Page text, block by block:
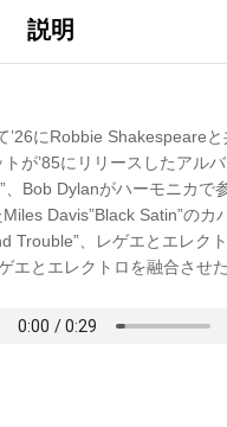
説明
にRobbie Shakespeare
が’85にリリースしたアル
Bob Dylanがハーモニカで
Davis”Black Satin”のカ
Trouble”、レゲエとエレク
エとエレクトロを融合させた